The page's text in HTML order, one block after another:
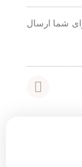
شما ارسال